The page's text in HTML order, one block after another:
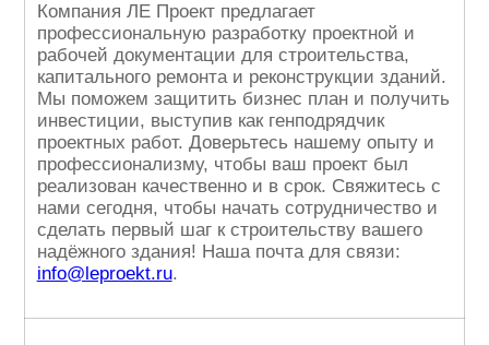
Компания ЛЕ Проект предлагает
профессиональную разработку проектной и
рабочей документации для строительства,
капитального ремонта и реконструкции зданий.
Мы поможем защитить бизнес план и получить
инвестиции, выступив как генподрядчик
проектных работ. Доверьтесь нашему опыту и
профессионализму, чтобы ваш проект был
реализован качественно и в срок. Свяжитесь с
нами сегодня, чтобы начать сотрудничество и
сделать первый шаг к строительству вашего
надёжного здания! Наша почта для связи:
info@leproekt.ru.